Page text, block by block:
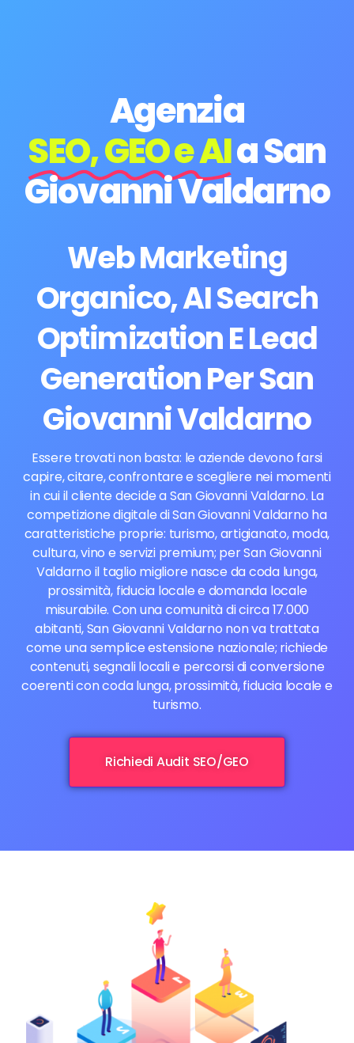
Agenzia
SEO, GEO e AIa San
Giovanni Valdarno
Web Marketing
Organico, AI Search
Optimization E Lead
Generation Per San
Giovanni Valdarno
Essere trovati non basta: le aziende devono farsi
capire, citare, confrontare e scegliere nei momenti
in cui il cliente decide a San Giovanni Valdarno. La
competizione digitale di San Giovanni Valdarno ha
caratteristiche proprie: turismo, artigianato, moda,
cultura, vino e servizi premium; per San Giovanni
Valdarno il taglio migliore nasce da coda lunga,
prossimità, fiducia locale e domanda locale
misurabile. Con una comunità di circa 17.000
abitanti, San Giovanni Valdarno non va trattata
come una semplice estensione nazionale; richiede
contenuti, segnali locali e percorsi di conversione
coerenti con coda lunga, prossimità, fiducia locale e
turismo.
Richiedi Audit SEO/GEO